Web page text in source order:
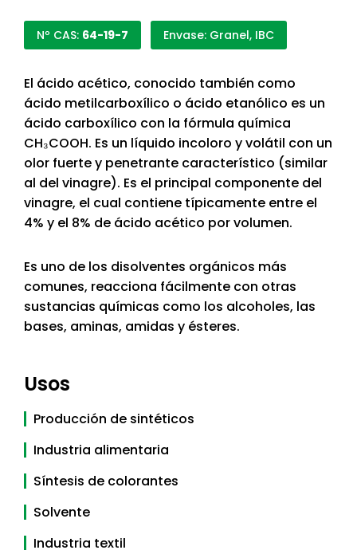
Nº CAS: 64-19-7 Envase: Granel, IBC
El ácido acético, conocido también como
ácido metilcarboxílico o ácido etanólico es un
ácido carboxílico con la fórmula química
CH₃COOH. Es un líquido incoloro y volátil con un
olor fuerte y penetrante característico (similar
al del vinagre). Es el principal componente del
vinagre, el cual contiene típicamente entre el
4% y el 8% de ácido acético por volumen.
Es uno de los disolventes orgánicos más
comunes, reacciona fácilmente con otras
sustancias químicas como los alcoholes, las
bases, aminas, amidas y ésteres.
Usos
Producción de sintéticos
Industria alimentaria
Síntesis de colorantes
Solvente
Industria textil